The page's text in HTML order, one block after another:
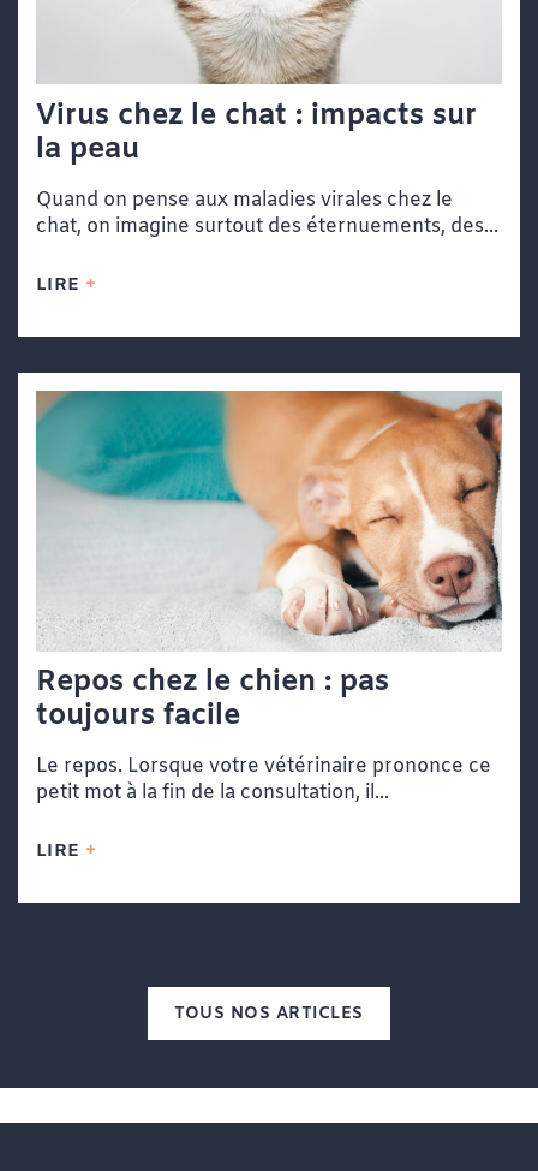
Virus chez le chat : impacts sur
la peau
Quand on pense aux maladies virales chez le
chat, on imagine surtout des éternuements, des...
LIRE
Repos chez le chien : pas
toujours facile
Le repos. Lorsque votre vétérinaire prononce ce
petit mot à la fin de la consultation, il...
LIRE
TOUS NOS ARTICLES